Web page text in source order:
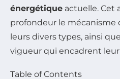
énergétique actuelle. Cet
profondeur le mécanisme
leurs divers types, ainsi
vigueur qui encadrent
Table of Contents